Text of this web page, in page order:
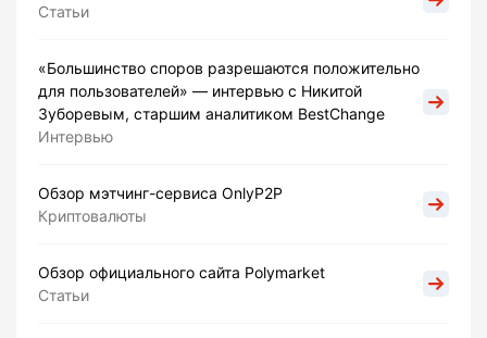
Статьи
«Большинство споров разрешаются положительно
для пользователей» — интервью с Никитой
Зуборевым, старшим аналитиком BestChange
Интервью
Обзор мэтчинг-сервиса OnlyP2P
Криптовалюты
Обзор официального сайта Polymarket
Статьи